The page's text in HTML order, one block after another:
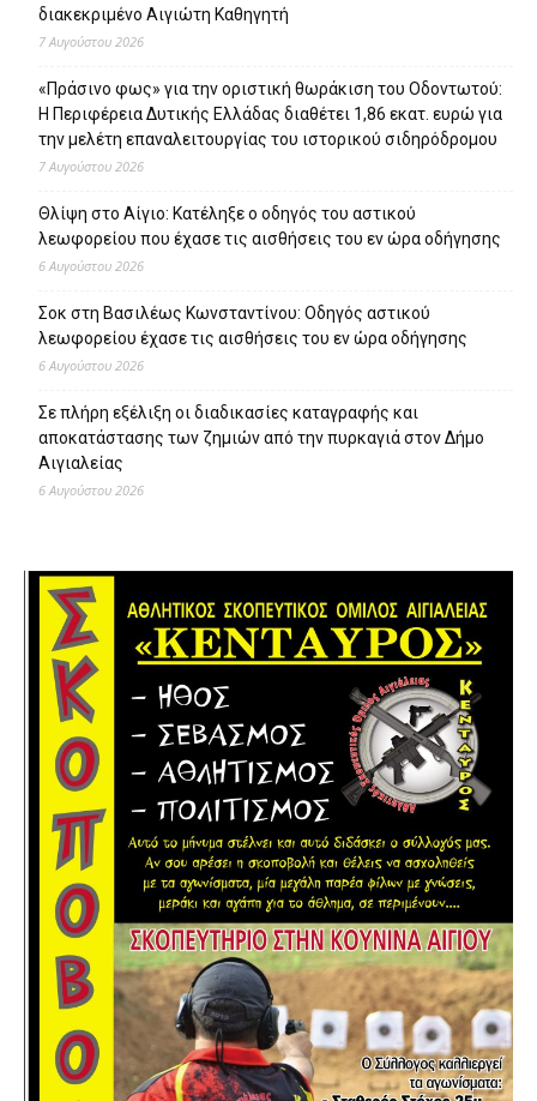
διακεκριμένο Αιγιώτη Καθηγητή
7 Αυγούστου 2026
«Πράσινο φως» για την οριστική θωράκιση του Οδοντωτού:
Η Περιφέρεια Δυτικής Ελλάδας διαθέτει 1,86 εκατ. ευρώ για
την μελέτη επαναλειτουργίας του ιστορικού σιδηρόδρομου
7 Αυγούστου 2026
Θλίψη στο Αίγιο: Κατέληξε ο οδηγός του αστικού
λεωφορείου που έχασε τις αισθήσεις του εν ώρα οδήγησης
6 Αυγούστου 2026
Σοκ στη Βασιλέως Κωνσταντίνου: Οδηγός αστικού
λεωφορείου έχασε τις αισθήσεις του εν ώρα οδήγησης
6 Αυγούστου 2026
Σε πλήρη εξέλιξη οι διαδικασίες καταγραφής και
αποκατάστασης των ζημιών από την πυρκαγιά στον Δήμο
Αιγιαλείας
6 Αυγούστου 2026